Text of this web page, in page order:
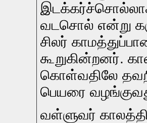
வடசொல்‌ என்று
சிலர்‌
கூறுகின்றனர்‌.
கொள்வதிலே
பெயரை
வள்ளுவர்‌